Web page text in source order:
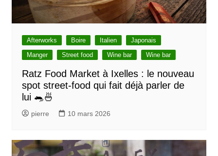
Afterworks Boire Italien
Japonais
Manger
Street food Wine bar Wine bar
Ratz Food Market à Ixelles : le nouveau
spot street-food qui fait déjà parler de
lui 🐀🍜
pierre 10 mars 2026